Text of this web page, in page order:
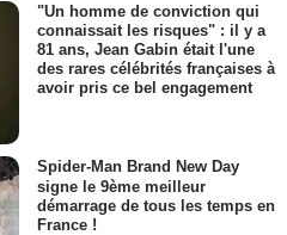
"Un homme de conviction qui
connaissait les risques" : il y a
81 ans, Jean Gabin était l'une
des rares célébrités françaises à
avoir pris ce bel engagement
Spider-Man Brand New Day
signe le 9ème meilleur
démarrage de tous les temps en
France !